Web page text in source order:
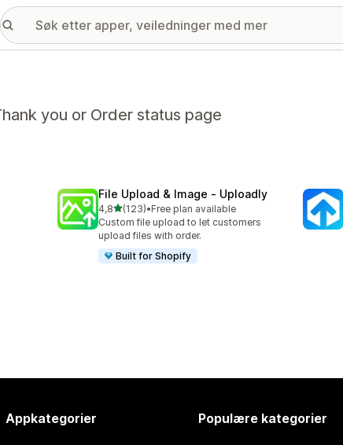
you or Order status page
File Upload & Image ‑ Uploadly
4,8av 5 stjerner
(123)
Totalt 123 omtaler
•Free plan available
Custom file upload to let customers
upload files with order.
Built for Shopify
Appkategorier Populære kategorier